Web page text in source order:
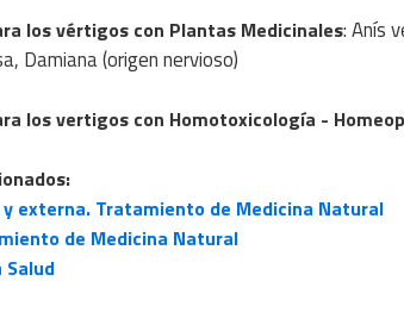
los vértigos con Plantas Medicinales: Anís
Damiana (origen nervioso)
los vertigos con Homotoxicología -
externa. Tratamiento de Medicina Natural
de Medicina Natural
Salud